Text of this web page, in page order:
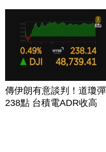
傳伊朗有意談判！道瓊彈
238點 台積電ADR收高